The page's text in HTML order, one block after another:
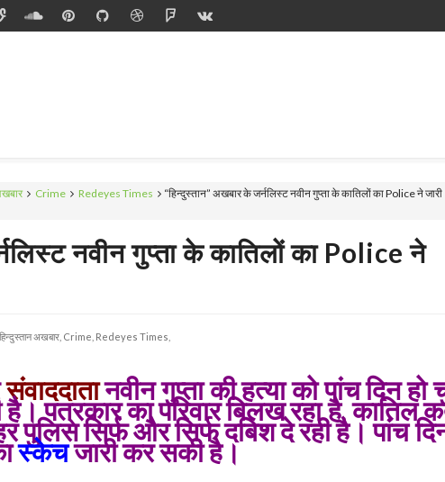
Crime Redeyes Times
“हिन्दुस्तान” अखबार के जर्नलिस्ट नवीन गुप्ता के कातिलों का Police ने जारी
नवीन गुप्ता के कातिलों का Police ने
हिन्दुस्तान अखबार, Crime, Redeyes Times,
संवाददातानवीन गुप्ता की हत्या को पांच दिन
पत्रकार का परिवार बिलख रहा है, कातिल
सिर्फ और सिर्फ दबिश दे रही है। पांच
स्केचजारी कर सकी है।